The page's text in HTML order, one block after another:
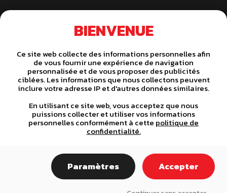
DES SPÉCIALISTES À VOTRE
BIENVENUE
Ce site web collecte des informations personnelles afin
de vous fournir une expérience de navigation
personnalisée et de vous proposer des publicités
ciblées. Les informations que nous collectons peuvent
inclure votre adresse IP et d'autres données similaires.
En utilisant ce site web, vous acceptez que nous
puissions collecter et utiliser vos informations
personnelles conformément à cette politique de
confidentialité.
Paramètres Accepter